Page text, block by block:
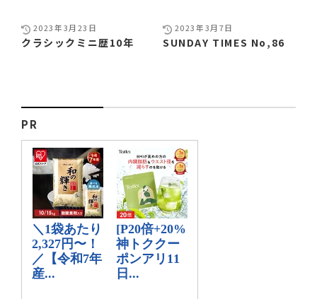
2023年3月23日
クラシックミニ歴10年
2023年3月7日
SUNDAY TIMES No,86
PR